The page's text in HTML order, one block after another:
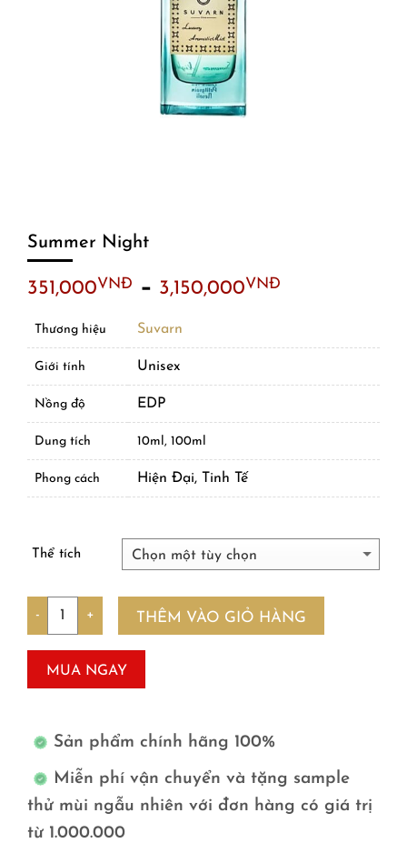
Summer Night
351,000VNĐ – 3,150,000VNĐ
Thương hiệu Suvarn
Giới tính Unisex
Nồng độ EDP
Dung tích 10ml, 100ml
Phong cách Hiện Đại, Tinh Tế
Thể tích
Số lượng
THÊM VÀO GIỎ HÀNG
MUA NGAY
Sản phẩm chính hãng 100%
Miễn phí vận chuyển và tặng sample
thử mùi ngẫu nhiên với đơn hàng có giá trị
từ 1.000.000